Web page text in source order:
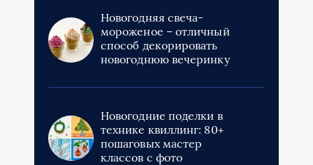
Новогодняя свеча-
мороженое – отличный
способ декорировать
новогоднюю вечеринку
Новогодние поделки в
технике квиллинг: 80+
пошаговых мастер
классов с фото